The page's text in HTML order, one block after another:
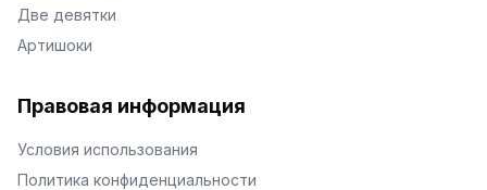
Две девятки
Артишоки
Правовая информация
Условия использования
Политика конфиденциальности